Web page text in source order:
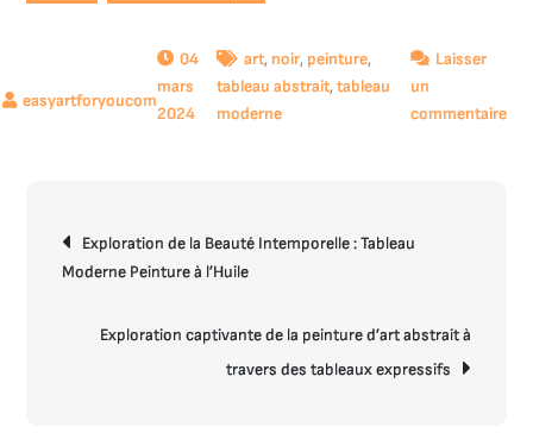
04
mars
2024
art,noir,peinture,
tableau abstrait,tableau
moderne
Laisser
un
commentairesur
de
l’article
Exploration de la Beauté Intemporelle : Tableau
Moderne Peinture à l’Huile
Exploration captivante de la peinture d’art abstrait à
travers des tableaux expressifs